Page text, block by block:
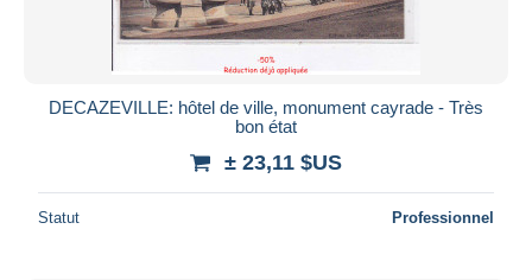
DECAZEVILLE: hôtel de ville, monument cayrade - Très
bon état
± 23,11 $US
Statut Professionnel